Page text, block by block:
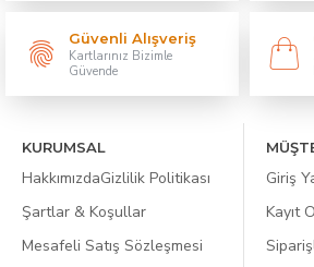
Güvenli Alışveriş
Kartlarınız Bizimle
Güvende
KURUMSAL
HakkımızdaGizlilik Politikası
Şartlar & Koşullar
Mesafeli Satış Sözleşmesi
Giriş
Kayıt